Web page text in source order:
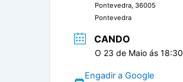
Pontevedra, 36005
Pontevedra
CANDO
O 23 de Maio ás 18:30
Engadir a Google